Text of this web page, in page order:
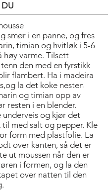
DU
smør i en panne, og fres
timian og hvitløk i 5-6
høy varme. Tilsett
den med en fyrstikk
flambert. Ha i madeira
la det koke nesten
og timian opp av
resten i en blender.
og kjør det
til med salt og pepper. Kle
form med plastfolie. La
over kanten, så det er
ut moussen når den er
i formen, og la den
over natten til den